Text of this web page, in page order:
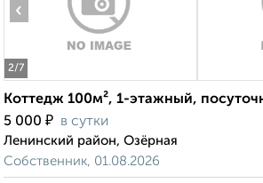
2/7
‹
Коттедж 100м², 1-этажный,
5 000 ₽ в сутки
Ленинский район, Озёрная
Собственник, 01.08.2026